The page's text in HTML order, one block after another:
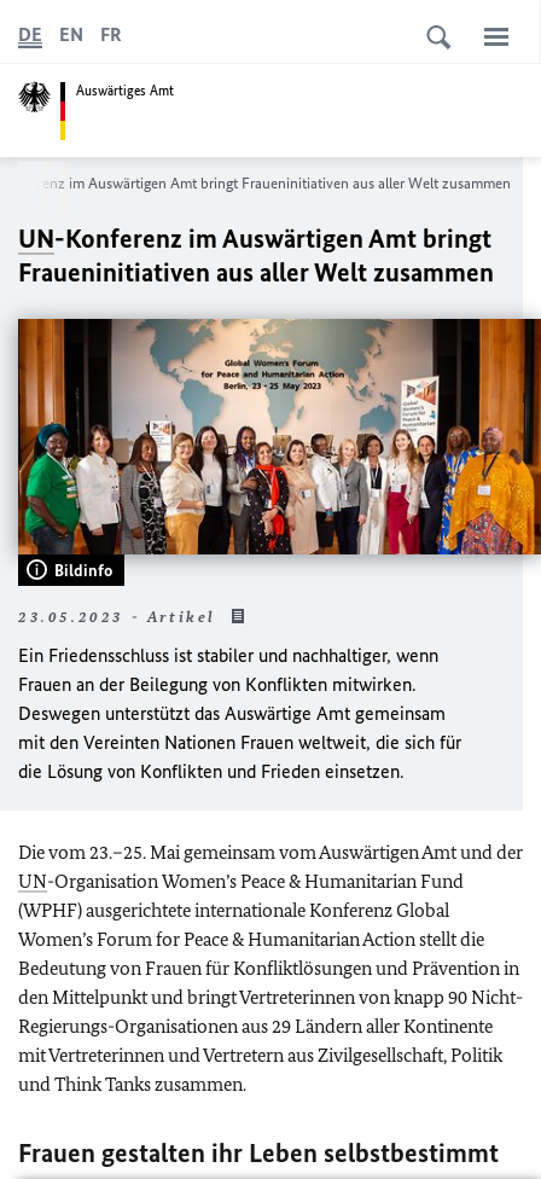
Auswärtiges Amt
DE EN FR
im Auswärtigen Amt bringt Fraueninitiativen aus aller Welt zusammen
UN-Konferenz im Auswärtigen Amt bringt
Fraueninitiativen aus aller Welt zusammen
Bildinfo
23.05.2023 - Artikel
Ein Friedensschluss ist stabiler und nachhaltiger, wenn
Frauen an der Beilegung von Konflikten mitwirken.
Deswegen unterstützt das Auswärtige Amt gemeinsam
mit den Vereinten Nationen Frauen weltweit, die sich für
die Lösung von Konflikten und Frieden einsetzen.
Die vom 23.–25. Mai gemeinsam vom Auswärtigen Amt und der
UN-Organisation Women’s Peace & Humanitarian Fund
(WPHF)ausgerichtete internationale KonferenzGlobal
Women’s Forum for Peace & Humanitarian Action stellt die
Bedeutung von Frauen für Konfliktlösungen und Prävention in
den Mittelpunkt und bringt Vertreterinnen von knapp 90 Nicht-
Regierungs-Organisationen aus 29 Ländern aller Kontinente
mit Vertreterinnen und Vertretern aus Zivilgesellschaft, Politik
und Think Tanks zusammen.
Frauen gestalten ihr Leben selbstbestimmt